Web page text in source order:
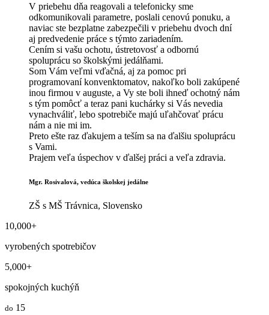
V priebehu dňa reagovali a telefonicky sme
odkomunikovali parametre, poslali cenovú ponuku, a
naviac ste bezplatne zabezpečili v priebehu dvoch dní
aj predvedenie práce s týmto zariadením.
Cením si vašu ochotu, ústretovosť a odbornú
spoluprácu so školskými jedálňami.
Som Vám veľmi vďačná, aj za pomoc pri
programovaní konvenktomatov, nakoľko boli zakúpené
inou firmou v auguste, a Vy ste boli ihneď ochotný nám
s tým pomôcť a teraz pani kuchárky si Vás nevedia
vynachváliť, lebo spotrebiče majú uľahčovať prácu
nám a nie mi im.
Preto ešte raz ďakujem a teším sa na ďalšiu spoluprácu
s Vami.
Prajem veľa úspechov v ďalšej práci a veľa zdravia.
Mgr. Rosivalová, vedúca školskej jedálne
ZŠ s MŠ Trávnica, Slovensko
10,000+
vyrobených spotrebičov
5,000+
spokojných kuchýň
do 15